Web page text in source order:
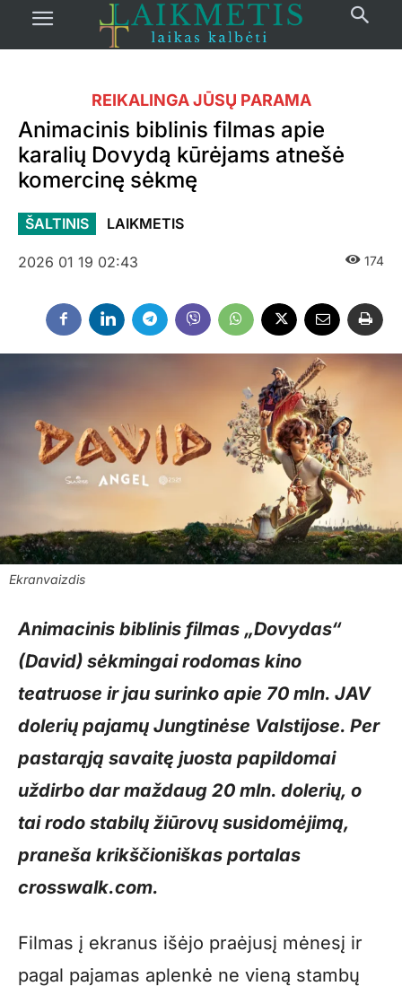
REIKALINGA JŪSŲ PARAMA
Animacinis biblinis filmas apie
karalių Dovydą kūrėjams atnešė
komercinę sėkmę
ŠALTINIS LAIKMETIS
2026 01 19 02:43 174
Ekranvaizdis
Animacinis biblinis filmas „Dovydas“
(David) sėkmingai rodomas kino
teatruose ir jau surinko apie 70 mln. JAV
dolerių pajamų Jungtinėse Valstijose. Per
pastarąją savaitę juosta papildomai
uždirbo dar maždaug 20 mln. dolerių, o
tai rodo stabilų žiūrovų susidomėjimą,
praneša krikščioniškas portalas
crosswalk.com.
Filmas į ekranus išėjo praėjusį mėnesį ir
pagal pajamas aplenkė ne vieną stambų